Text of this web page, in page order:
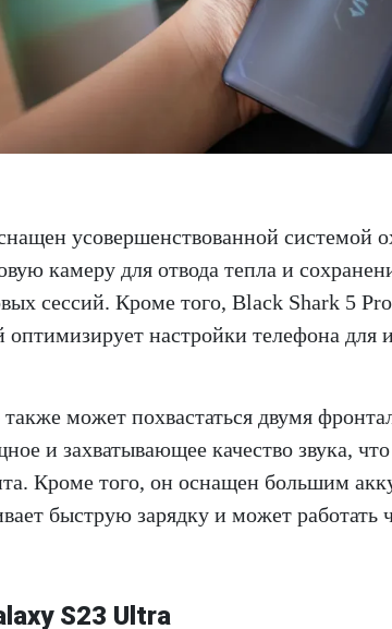
усовершенствованной системой
камеру для отвода тепла и
сессий. Кроме того, Black Shark 5
настройки телефона для
может похвастаться двумя
и захватывающее качество звука,
Кроме того, он оснащен большим
быструю зарядку и может работать
S23 Ultra